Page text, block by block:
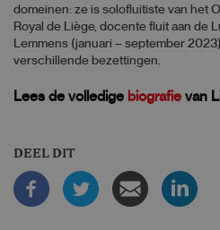
domeinen: ze is solofluitiste van het
Royal de Liège, docente fluit aan de
Lemmens (januari – september
verschillende bezettingen.
Lees de volledige biografie van
DEEL DIT